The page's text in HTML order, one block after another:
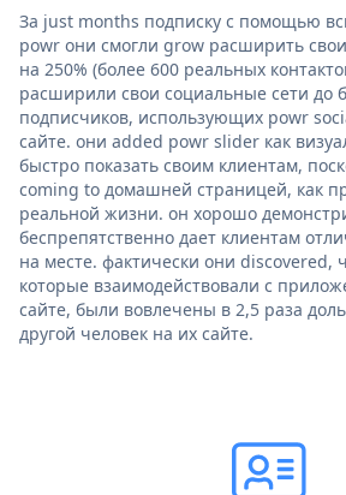
За just months подписку с помощью
powr они смогли grow расширить
на 250% (более 600 реальных
расширили свои социальные сети до
подписчиков, использующих powr
сайте. они added powr slider как
быстро показать своим клиентам,
coming to домашней страницей, как
реальной жизни. он хорошо
беспрепятственно дает клиентам
на месте. фактически они discovered,
которые взаимодействовали с
сайте, были вовлечены в 2,5 раза
другой человек на их сайте.